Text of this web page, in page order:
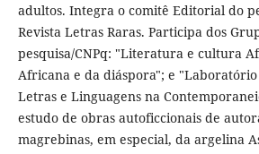
adultos. Integra o comitê Editorial do
Revista Letras Raras. Participa dos
pesquisa/CNPq: "Literatura e cultura
Africana e da diáspora"; e "Laboratório
Letras e Linguagens na
estudo de obras autoficcionais de
magrebinas, em especial, da argelina